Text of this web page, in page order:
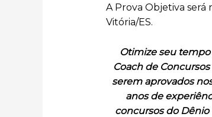
A Prova Objetiva será
Vitória/ES.
Otimize seu
Coach de
serem aprovados
anos de
concursos do Dênio